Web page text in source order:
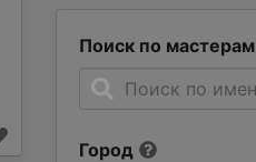
Поиск по мастерам
Город